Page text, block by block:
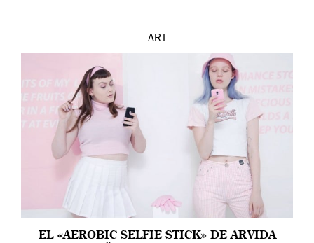
ART
EL «AEROBIC SELFIE STICK» DE ARVIDA